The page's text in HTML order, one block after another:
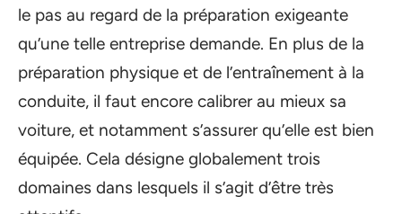
le pas au regard de la préparation exigeante
qu’une telle entreprise demande. En plus de la
préparation physique et de l’entraînement à la
conduite, il faut encore calibrer au mieux sa
voiture, et notamment s’assurer qu’elle est bien
équipée. Cela désigne globalement trois
domaines dans lesquels il s’agit d’être très